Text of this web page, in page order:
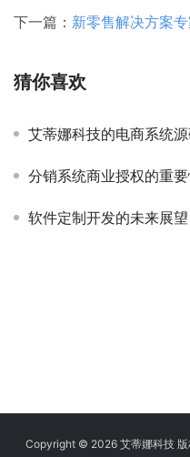
下一篇： 新零售解决方案
猜你喜欢
艾蒂娜科技的电商系统
分销系统商业授权的重
软件定制开发的未来展望
Copyright © 2026 艾蒂娜科技 版